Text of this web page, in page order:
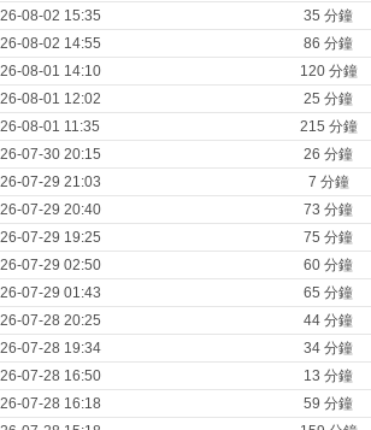
08-02 15:35
35 分鐘
08-02 14:55
86 分鐘
08-01 14:10
120 分鐘
08-01 12:02
25 分鐘
08-01 11:35
215 分鐘
07-30 20:15
26 分鐘
07-29 21:03
7 分鐘
07-29 20:40
73 分鐘
07-29 19:25
75 分鐘
07-29 02:50
60 分鐘
07-29 01:43
65 分鐘
07-28 20:25
44 分鐘
07-28 19:34
34 分鐘
07-28 16:50
13 分鐘
07-28 16:18
59 分鐘